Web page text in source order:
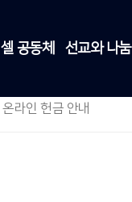
셀 공동체 선교와 나눔
온라인 헌금 안내